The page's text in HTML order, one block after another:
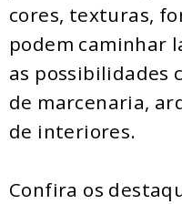
cores, texturas,
podem caminhar
as possibilidades
de marcenaria,
de interiores.
Confira os